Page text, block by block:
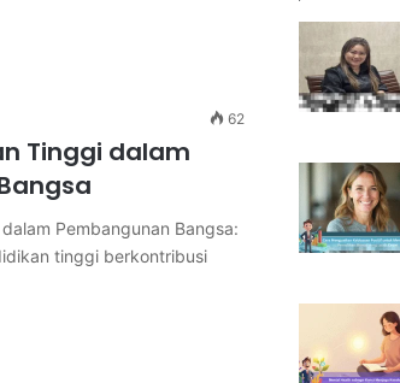
62
Tinggi dalam
Pembangunan Bangsa:
tinggi berkontribusi